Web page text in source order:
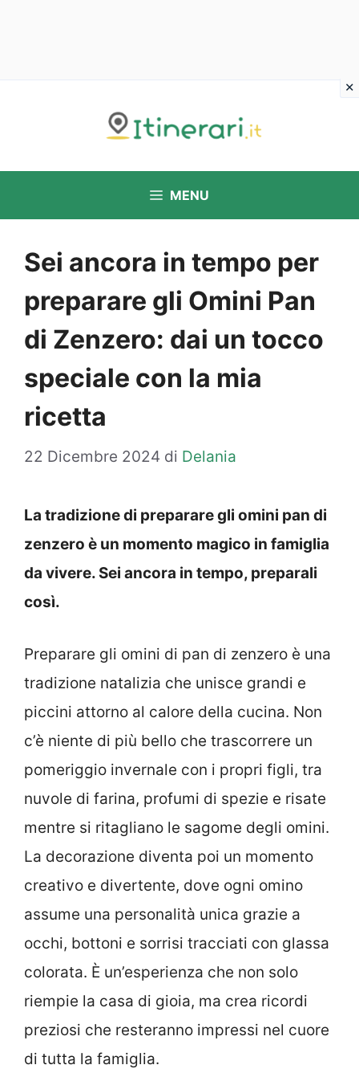
MENU
Sei ancora in tempo per
preparare gli Omini Pan
di Zenzero: dai un tocco
speciale con la mia
ricetta
22 Dicembre 2024 di Delania
La tradizione di preparare gli omini pan di
zenzero è un momento magico in famiglia
da vivere. Sei ancora in tempo, preparali
così.
Preparare gli omini di pan di zenzero è una
tradizione natalizia che unisce grandi e
piccini attorno al calore della cucina. Non
c’è niente di più bello che trascorrere un
pomeriggio invernale con i propri figli, tra
nuvole di farina, profumi di spezie e risate
mentre si ritagliano le sagome degli omini.
La decorazione diventa poi un momento
creativo e divertente, dove ogni omino
assume una personalità unica grazie a
occhi, bottoni e sorrisi tracciati con glassa
colorata. È un’esperienza che non solo
riempie la casa di gioia, ma crea ricordi
preziosi che resteranno impressi nel cuore
di tutta la famiglia.